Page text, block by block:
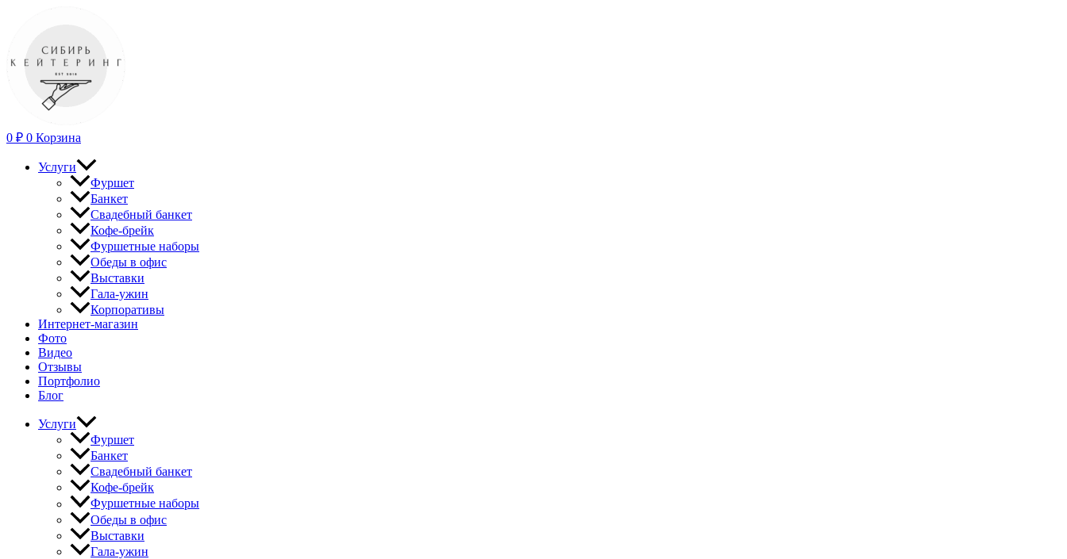
Перейти
0 ₽ 0 Корзина
Услуги
Фуршет
Банкет
Свадебный банкет
Кофе-брейк
Фуршетные наборы
Обеды в офис
Выставки
Гала-ужин
Корпоративы
Интернет-магазин
Фото
Видео
Отзывы
Портфолио
Блог
Услуги
Фуршет
Банкет
Свадебный банкет
Кофе-брейк
Фуршетные наборы
Обеды в офис
Выставки
Гала-ужин